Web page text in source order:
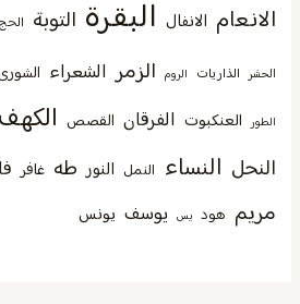
الانعام الانفال البقرة التوبة الحج
الحشر الذاريات الروم الزمر الشعراء
الطور العنكبوت الفرقان القصص الكهف
النحل النساء النمل النور طه غافر
مريم هود يس يوسف يونس